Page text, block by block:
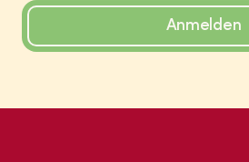
Anmelden